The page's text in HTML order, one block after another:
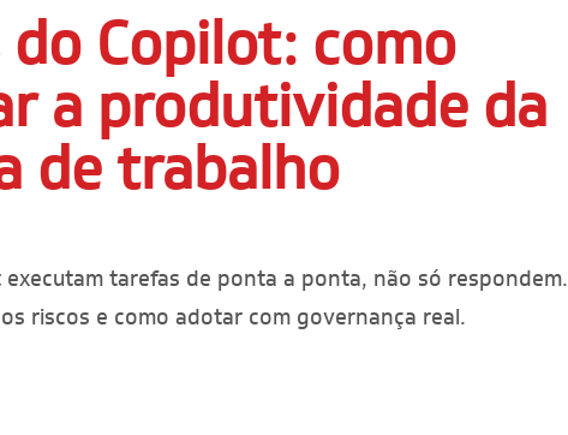
Copilot: como
a produtividade da
de trabalho
executam tarefas de ponta a ponta, não só respondem.
riscos e como adotar com governança real.